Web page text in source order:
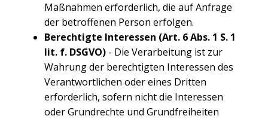
Maßnahmen erforderlich, die auf Anfrage
der betroffenen Person erfolgen.
Berechtigte Interessen (Art. 6 Abs. 1 S. 1
lit. f. DSGVO) - Die Verarbeitung ist zur
Wahrung der berechtigten Interessen des
Verantwortlichen oder eines Dritten
erforderlich, sofern nicht die Interessen
oder Grundrechte und Grundfreiheiten